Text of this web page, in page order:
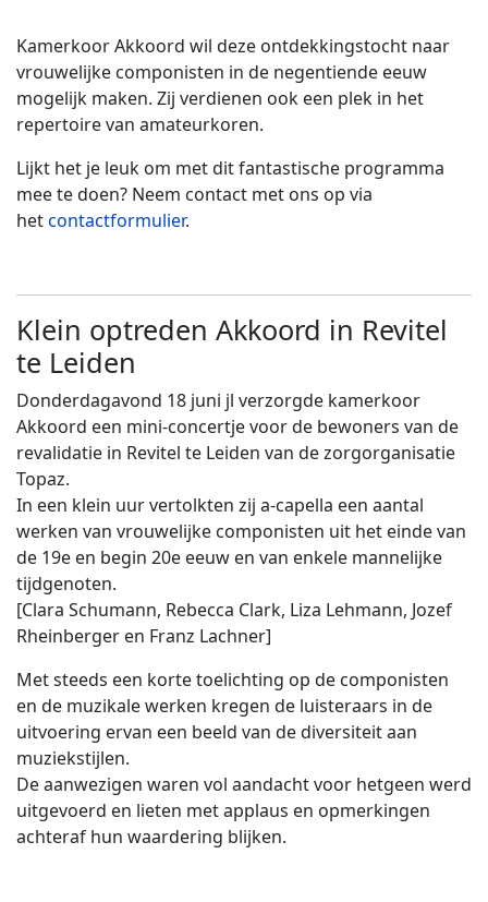
Kamerkoor Akkoord wil deze ontdekkingstocht naar
vrouwelijke componisten in de negentiende eeuw
mogelijk maken. Zij verdienen ook een plek in het
repertoire van amateurkoren.
Lijkt het je leuk om met dit fantastische programma
mee te doen? Neem contact met ons op via
hetcontactformulier.
Klein optreden Akkoord in Revitel
te Leiden
Donderdagavond 18 juni jl verzorgde kamerkoor
Akkoord een mini-concertje voor de bewoners van de
revalidatie in Revitel te Leiden van de zorgorganisatie
Topaz.
In een klein uur vertolkten zij a-capella een aantal
werken van vrouwelijke componisten uit het einde van
de 19e en begin 20e eeuw en van enkele mannelijke
tijdgenoten.
[Clara Schumann, Rebecca Clark, Liza Lehmann, Jozef
Rheinberger en Franz Lachner]
Met steeds een korte toelichting op de componisten
en de muzikale werken kregen de luisteraars in de
uitvoering ervan een beeld van de diversiteit aan
muziekstijlen.
De aanwezigen waren vol aandacht voor hetgeen werd
uitgevoerd en lieten met applaus en opmerkingen
achteraf hun waardering blijken.